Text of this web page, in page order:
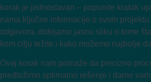
korak je jednostavan – popunite kratak
nama ključne informacije o svom
odgovora, dobijamo jasnu sliku o tome
kom cilju težite i kako možemo najbolje
Ovaj korak nam pomaže da precizno
predložimo optimalno rešenje i damo